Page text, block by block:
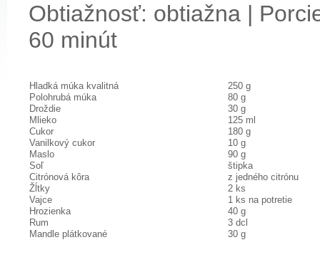
Obtiažnosť: obtiažna |
60 minút
Hladká múka kvalitná
250 g
Polohrubá múka
80 g
Droždie
30 g
Mlieko
125 ml
Cukor
180 g
Vanilkový cukor
10 g
Maslo
90 g
Soľ
štipka
Citrónová kôra
z jedného citrónu
Žĺtky
2 ks
Vajce
1 ks na potretie
Hrozienka
40 g
Rum
3 dcl
Mandle plátkované
30 g